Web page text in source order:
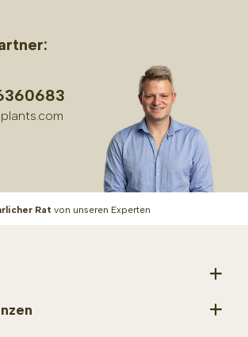
Rat von unseren Experten